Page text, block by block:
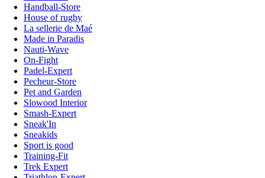
Handball-Store
House of rugby
La sellerie de Maé
Made in Paradis
Nauti-Wave
On-Fight
Padel-Expert
Pecheur-Store
Pet and Garden
Slowood Interior
Smash-Expert
Sneak'In
Sneakids
Sport is good
Training-Fit
Trek Expert